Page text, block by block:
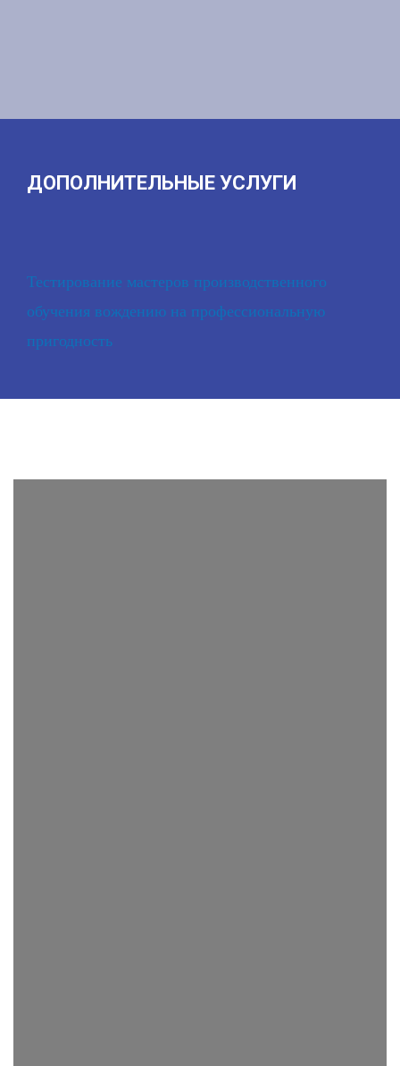
ДОПОЛНИТЕЛЬНЫЕ УСЛУГИ
Тестирование мастеров производственного
обучения вождению на профессиональную
пригодность